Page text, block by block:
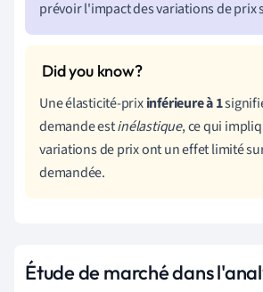
prévoir l'impact des variations de prix
Une élasticité-prixinférieure à 1
demande estinélastique, ce qui
variations de prix ont un effet limité
demandée.
Étude de marché dans